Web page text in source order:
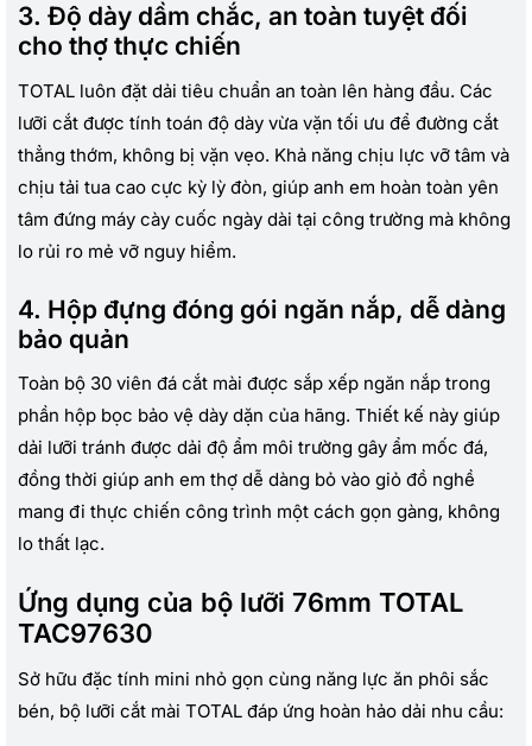
3. Độ dày dầm chắc, an toàn tuyệt đối
cho thợ thực chiến
TOTAL luôn đặt dải tiêu chuẩn an toàn lên hàng đầu. Các
lưỡi cắt được tính toán độ dày vừa vặn tối ưu để đường cắt
thẳng thớm, không bị vặn vẹo. Khả năng chịu lực vỡ tâm và
chịu tải tua cao cực kỳ lỳ đòn, giúp anh em hoàn toàn yên
tâm đứng máy cày cuốc ngày dài tại công trường mà không
lo rủi ro mẻ vỡ nguy hiểm.
4. Hộp đựng đóng gói ngăn nắp, dễ dàng
bảo quản
Toàn bộ 30 viên đá cắt mài được sắp xếp ngăn nắp trong
phần hộp bọc bảo vệ dày dặn của hãng. Thiết kế này giúp
dải lưỡi tránh được dải độ ẩm môi trường gây ẩm mốc đá,
đồng thời giúp anh em thợ dễ dàng bỏ vào giỏ đồ nghề
mang đi thực chiến công trình một cách gọn gàng, không
lo thất lạc.
Ứng dụng của bộ lưỡi 76mm TOTAL
TAC97630
Sở hữu đặc tính mini nhỏ gọn cùng năng lực ăn phôi sắc
bén, bộ lưỡi cắt mài TOTAL đáp ứng hoàn hảo dải nhu cầu: